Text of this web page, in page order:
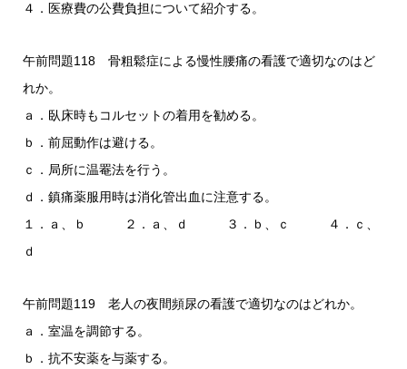
４．医療費の公費負担について紹介する。
午前問題118 骨粗鬆症による慢性腰痛の看護で適切なのはど
れか。
ａ．臥床時もコルセットの着用を勧める。
ｂ．前屈動作は避ける。
ｃ．局所に温罨法を行う。
ｄ．鎮痛薬服用時は消化管出血に注意する。
１．ａ、ｂ ２．ａ、ｄ ３．ｂ、ｃ ４．ｃ、
ｄ
午前問題119 老人の夜間頻尿の看護で適切なのはどれか。
ａ．室温を調節する。
ｂ．抗不安薬を与薬する。